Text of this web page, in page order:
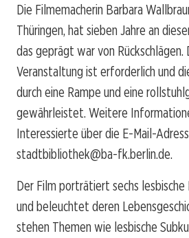
Die Filmemacherin Barbara
Thüringen, hat sieben Jahre an
das geprägt war von Rückschlägen.
Veranstaltung ist erforderlich und
durch eine Rampe und eine
gewährleistet. Weitere
Interessierte über die E-Mail-
stadtbibliothek@ba-fk.berlin.de.
Der Film porträtiert sechs lesbische
und beleuchtet deren
stehen Themen wie lesbische